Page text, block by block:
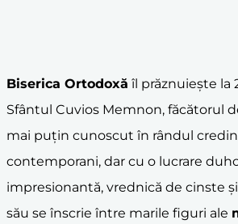
Biserica Ortodoxă îl prăznuiește la
Sfântul Cuvios Memnon, făcătorul
mai puțin cunoscut în rândul
contemporani, dar cu o lucrare
impresionantă, vrednică de cinste
său se înscrie între marile figuri ale